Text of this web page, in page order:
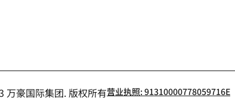
书
万豪国际集团. 版权所有营业执照: 91310000778059716E